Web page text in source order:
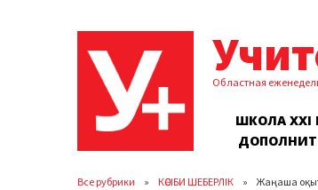
Областная
ШКОЛА XXI
Все рубрики КӘСІБИ ШЕБЕРЛІК Жаңаша